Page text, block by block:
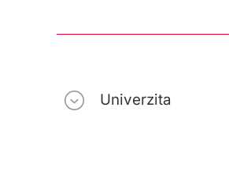
Univerzita